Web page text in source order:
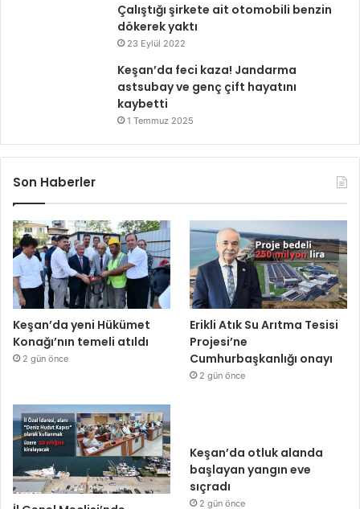
Çalıştığı şirkete ait otomobili benzin
dökerek yaktı
23 Eylül 2022
Keşan’da feci kaza! Jandarma
astsubay ve genç çift hayatını
kaybetti
1 Temmuz 2025
Son Haberler
Keşan’da yeni Hükümet
Konağı’nın temeli atıldı
2 gün önce
Erikli Atık Su Arıtma Tesisi
Projesi’ne
Cumhurbaşkanlığı onayı
2 gün önce
Keşan’da otluk alanda
başlayan yangın eve
sıçradı
2 gün önce